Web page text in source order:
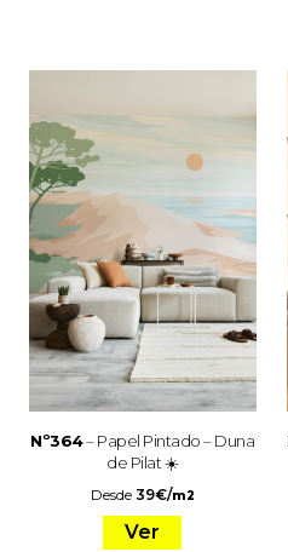
Nº364– Papel Pintado – Duna
de Pilat ☀️
Desde 39€/m2
Ver